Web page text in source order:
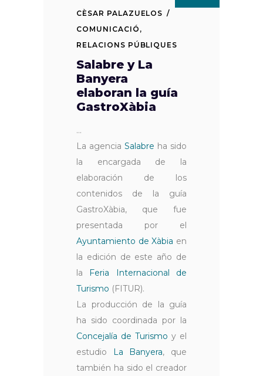
CÈSAR PALAZUELOS
COMUNICACIÓ ,
RELACIONS PÚBLIQUES
Salabre y La
Banyera
elaboran la guía
GastroXàbia
La agencia Salabre ha sido
la encargada de la
elaboración de los
contenidos de la guía
GastroXàbia, que fue
presentada por el
Ayuntamiento de Xàbia en
la edición de este año de
la Feria Internacional de
Turismo (FITUR).
La producción de la guía
ha sido coordinada por la
Concejalía de Turismo y el
estudio La Banyera, que
también ha sido el creador